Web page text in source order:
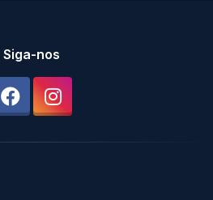
Siga-nos